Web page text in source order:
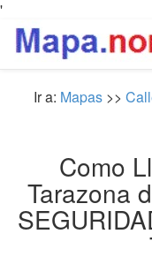
'
Ir a: Mapas >>
Como
Tarazona